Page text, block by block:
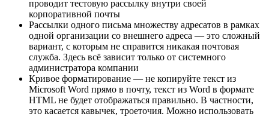
проводит тестовую рассылку внутри своей
корпоративной почты
Рассылки одного письма множеству адресатов в рамках
одной организации со внешнего адреса — это сложный
вариант, с которым не справится никакая почтовая
служба. Здесь всё зависит только от системного
администратора компании
Кривое форматирование — не копируйте текст из
Microsoft Word прямо в почту, текст из Word в формате
HTML не будет отображаться правильно. В частности,
это касается кавычек, троеточия. Можно использовать